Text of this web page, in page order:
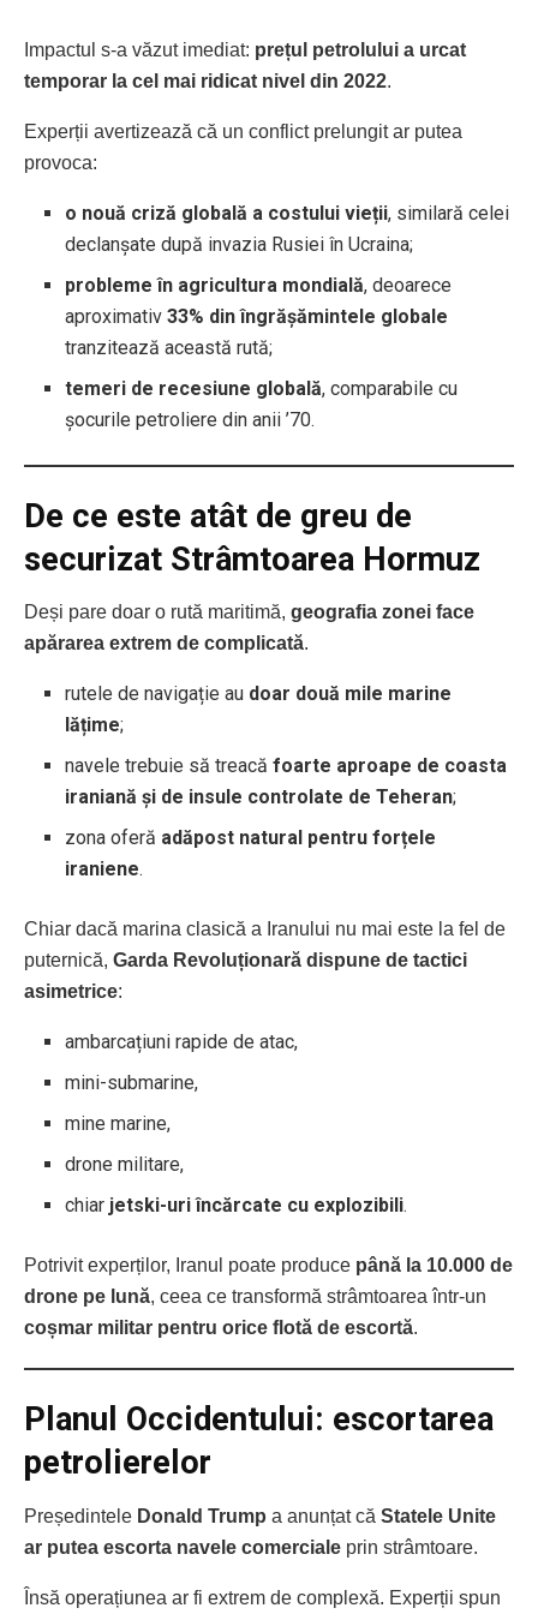
Impactul s-a văzut imediat: prețul petrolului a urcat
temporar la cel mai ridicat nivel din 2022.
Experții avertizează că un conflict prelungit ar putea
provoca:
o nouă criză globală a costului vieții, similară celei
declanșate după invazia Rusiei în Ucraina;
probleme în agricultura mondială, deoarece
aproximativ33% din îngrășămintele globale
tranzitează această rută;
temeri de recesiune globală, comparabile cu
șocurile petroliere din anii ’70.
De ce este atât de greu de
securizat Strâmtoarea Hormuz
Deși pare doar o rută maritimă, geografia zonei face
apărarea extrem de complicată.
rutele de navigație au doar două mile marine
lățime;
navele trebuie să treacăfoarte aproape de coasta
iraniană și de insule controlate de Teheran;
zona oferă adăpost natural pentru forțele
iraniene.
Chiar dacă marina clasică a Iranului nu mai este la fel de
puternică, Garda Revoluționară dispune de tactici
asimetrice:
ambarcațiuni rapide de atac,
mini-submarine,
mine marine,
drone militare,
chiar jetski-uri încărcate cu explozibili.
Potrivit experților, Iranul poate produce până la 10.000 de
drone pe lună, ceea ce transformă strâmtoarea într-un
coșmar militar pentru orice flotă de escortă.
Planul Occidentului: escortarea
petrolierelor
Președintele Donald Trump a anunțat că Statele Unite
ar putea escorta navele comerciale prin strâmtoare.
Însă operațiunea ar fi extrem de complexă. Experții spun